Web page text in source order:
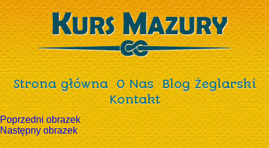
Strona główna O Nas
Blog Żeglarski
Kontakt
Poprzedni obrazek
Następny obrazek